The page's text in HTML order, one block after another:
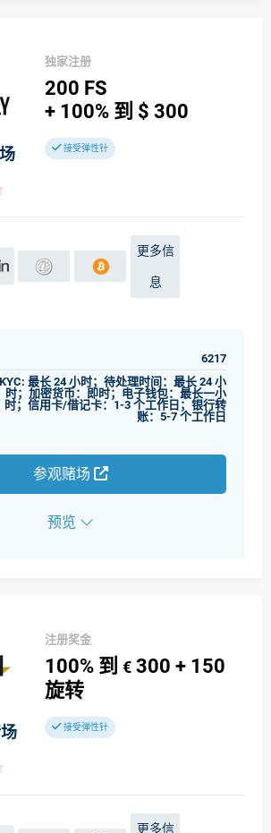
独家注册
200 FS
+ 100% 到 $ 300
接受弹性针
更多信
息
6217
KYC: 最长 24 小时；待处理时间：最长 24 小
时；加密货币：即时；电子钱包：最长一小
时；信用卡/借记卡：1-3 个工作日；银行转
账：5-7 个工作日
参观赌场
预览
注册奖金
100% 到 € 300 + 150
旋转
接受弹性针
更多信